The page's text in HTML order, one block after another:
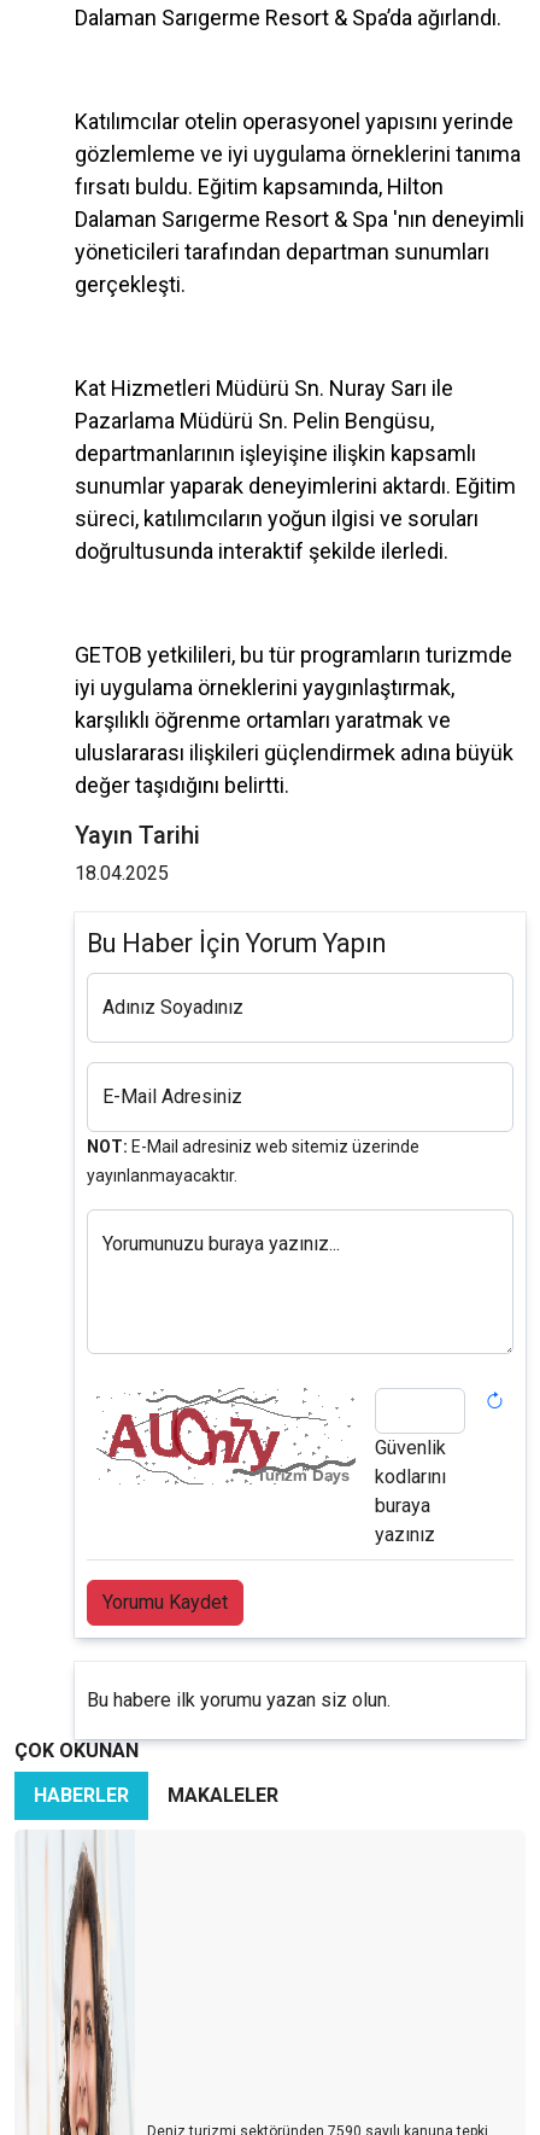
Dalaman Sarıgerme Resort & Spa’da ağırlandı.
Katılımcılar otelin operasyonel yapısını yerinde
gözlemleme ve iyi uygulama örneklerini tanıma
fırsatı buldu. Eğitim kapsamında, Hilton
Dalaman Sarıgerme Resort & Spa 'nın deneyimli
yöneticileri tarafından departman sunumları
gerçekleşti.
Kat Hizmetleri Müdürü Sn. Nuray Sarı ile
Pazarlama Müdürü Sn. Pelin Bengüsu,
departmanlarının işleyişine ilişkin kapsamlı
sunumlar yaparak deneyimlerini aktardı. Eğitim
süreci, katılımcıların yoğun ilgisi ve soruları
doğrultusunda interaktif şekilde ilerledi.
GETOB yetkilileri, bu tür programların turizmde
iyi uygulama örneklerini yaygınlaştırmak,
karşılıklı öğrenme ortamları yaratmak ve
uluslararası ilişkileri güçlendirmek adına büyük
değer taşıdığını belirtti.
Yayın Tarihi
18.04.2025
Bu Haber İçin Yorum Yapın
Adınız Soyadınız
E-Mail Adresiniz
NOT: E-Mail adresiniz web sitemiz üzerinde
yayınlanmayacaktır.
Yorumunuzu buraya yazınız...
Güvenlik
kodlarını
buraya
yazınız
Yorumu Kaydet
Bu habere ilk yorumu yazan siz olun.
ÇOK OKUNAN
HABERLER
MAKALELER